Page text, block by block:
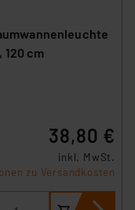
120 cm
38,80 €
inkl. MwSt.
zu Versandkosten